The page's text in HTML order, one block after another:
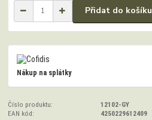
Přidat do košíku
Nákup na splátky
Číslo produktu:
12102-GY
EAN kód:
4250229612409